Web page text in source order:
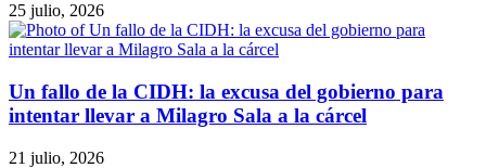
25 julio, 2026
Un fallo de la CIDH: la excusa del gobierno para
intentar llevar a Milagro Sala a la cárcel
21 julio, 2026